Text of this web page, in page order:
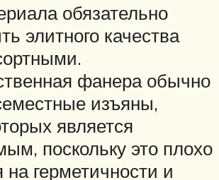
обязательно
элитного качества
фанера обычно
изъяны,
является
поскольку это плохо
на герметичности и